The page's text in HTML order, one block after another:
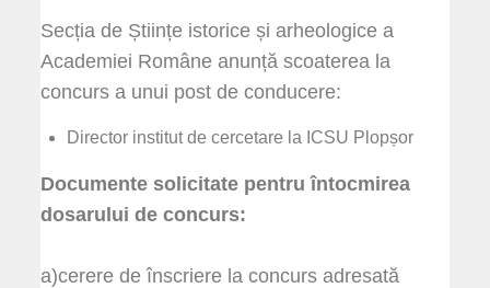
Secția de Științe istorice și arheologice a
Academiei Române anunță scoaterea la
concurs a unui post de conducere:
Director institut de cercetare la ICSU Plopșor
Documente solicitate pentru întocmirea
dosarului de concurs:
a)cerere de înscriere la concurs adresată